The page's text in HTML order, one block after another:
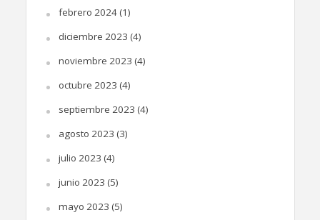
febrero 2024(1)
diciembre 2023 (4)
noviembre 2023 (4)
octubre 2023 (4)
septiembre 2023 (4)
agosto 2023 (3)
julio 2023 (4)
junio 2023 (5)
mayo 2023 (5)